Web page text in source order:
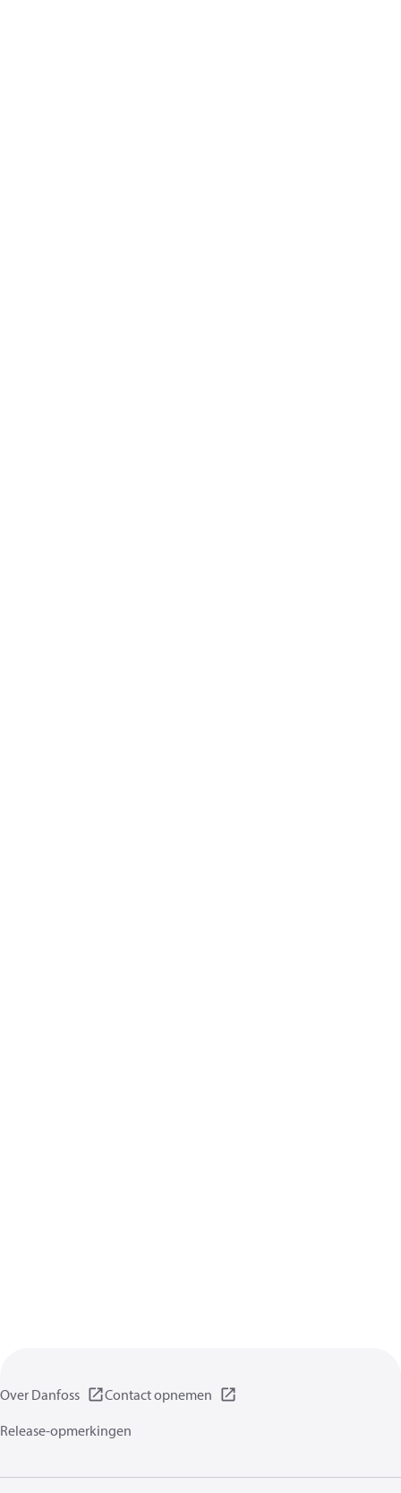
Over Danfoss
Contact opnemen
Release-opmerkingen